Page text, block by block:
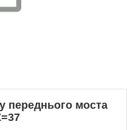
переднього моста